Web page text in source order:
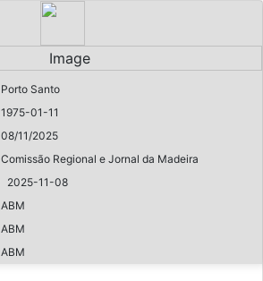
Porto Santo
1975-01-11
08/11/2025
Comissão Regional e Jornal da Madeira
2025-11-08
ABM
ABM
ABM